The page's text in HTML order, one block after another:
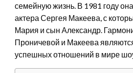
семейную жизнь. В 1981 году
актера Сергея Макеева, с
Мария и сын Александр.
Проничевой и Макеева
успешных отношений в мире